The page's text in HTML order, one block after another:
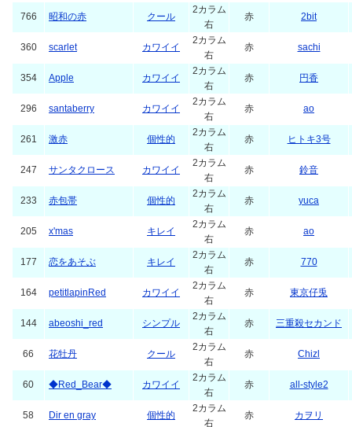
766 昭和の赤 クール
2カラム
右
赤 2bit
360 scarlet カワイイ
2カラム
右
赤 sachi
354 Apple カワイイ
2カラム
右
赤 円香
296 santaberry カワイイ
2カラム
右
赤 ao
261 激赤 個性的
2カラム
右
赤 ヒトキ3号
247 サンタクロース カワイイ
2カラム
右
赤 鈴音
233 赤包帯 個性的
2カラム
右
赤 yuca
205 x'mas キレイ
2カラム
右
赤 ao
177 恋をあそぶ キレイ
2カラム
右
赤 770
164 petitlapinRed カワイイ
2カラム
右
赤 東京仔兎
144 abeoshi_red シンプル
2カラム
右
赤 三重殺セカンド
66 花牡丹 クール
2カラム
右
赤 Chizl
60 ◆Red_Bear◆ カワイイ
2カラム
右
赤 all-style2
58 Dir en gray 個性的
2カラム
右
赤 カヲリ